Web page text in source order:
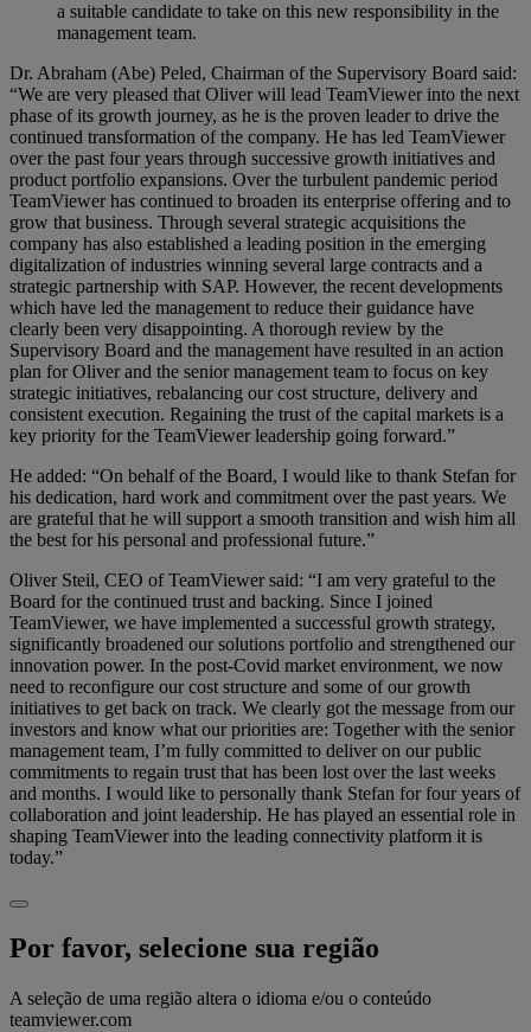
a suitable candidate to take on this new responsibility in the
management team.
Dr. Abraham (Abe) Peled, Chairman of the Supervisory Board said:
“We are very pleased that Oliver will lead TeamViewer into the next
phase of its growth journey, as he is the proven leader to drive the
continued transformation of the company. He has led TeamViewer
over the past four years through successive growth initiatives and
product portfolio expansions. Over the turbulent pandemic period
TeamViewer has continued to broaden its enterprise offering and to
grow that business. Through several strategic acquisitions the
company has also established a leading position in the emerging
digitalization of industries winning several large contracts and a
strategic partnership with SAP. However, the recent developments
which have led the management to reduce their guidance have
clearly been very disappointing. A thorough review by the
Supervisory Board and the management have resulted in an action
plan for Oliver and the senior management team to focus on key
strategic initiatives, rebalancing our cost structure, delivery and
consistent execution. Regaining the trust of the capital markets is a
key priority for the TeamViewer leadership going forward.”
He added: “On behalf of the Board, I would like to thank Stefan for
his dedication, hard work and commitment over the past years. We
are grateful that he will support a smooth transition and wish him all
the best for his personal and professional future.”
Oliver Steil, CEO of TeamViewer said: “I am very grateful to the
Board for the continued trust and backing. Since I joined
TeamViewer, we have implemented a successful growth strategy,
significantly broadened our solutions portfolio and strengthened our
innovation power. In the post-Covid market environment, we now
need to reconfigure our cost structure and some of our growth
initiatives to get back on track. We clearly got the message from our
investors and know what our priorities are: Together with the senior
management team, I’m fully committed to deliver on our public
commitments to regain trust that has been lost over the last weeks
and months. I would like to personally thank Stefan for four years of
collaboration and joint leadership. He has played an essential role in
shaping TeamViewer into the leading connectivity platform it is
today.”
Por favor, selecione sua região
A seleção de uma região altera o idioma e/ou o conteúdo
teamviewer.com